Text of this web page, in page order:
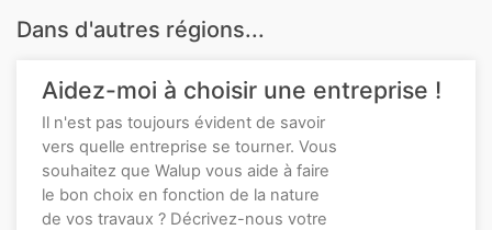
Dans d'autres régions...
Aidez-moi à choisir une entreprise !
Il n'est pas toujours évident de savoir
vers quelle entreprise se tourner. Vous
souhaitez que Walup vous aide à faire
le bon choix en fonction de la nature
de vos travaux ? Décrivez-nous votre